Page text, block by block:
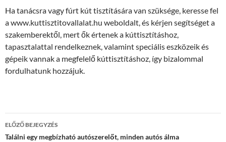
Ha tanácsra vagy fúrt kút tisztítására van szüksége, keresse fel
a www.kuttisztitovallalat.hu weboldalt, és kérjen segítséget a
szakemberektől, mert ők értenek a kúttisztításhoz,
tapasztalattal rendelkeznek, valamint speciális eszközeik és
gépeik vannak a megfelelő kúttisztításhoz, így bizalommal
fordulhatunk hozzájuk.
Bejegyzések
navigációja
ELŐZŐ BEJEGYZÉS
Találni egy megbízható autószerelőt, minden autós álma